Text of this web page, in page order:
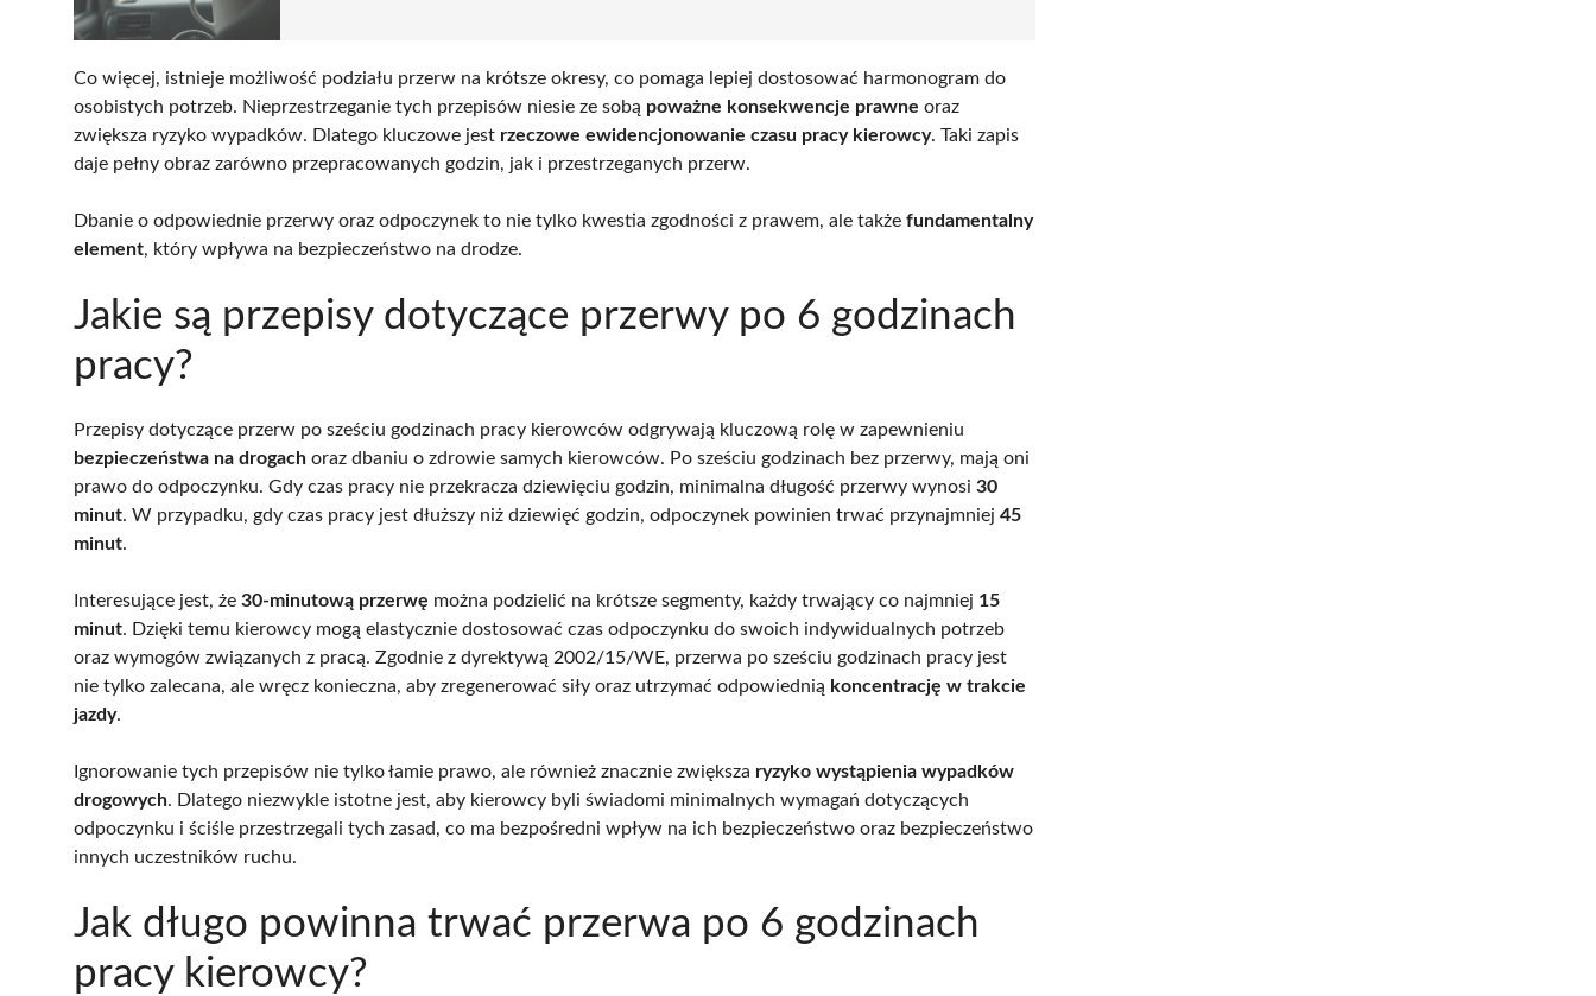
Co więcej, istnieje możliwość podziału przerw na krótsze okresy, co pomaga lepiej dostosować harmonogram do
osobistych potrzeb. Nieprzestrzeganie tych przepisów niesie ze sobą poważne konsekwencje prawne oraz
zwiększa ryzyko wypadków. Dlatego kluczowe jest rzeczowe ewidencjonowanie czasu pracy kierowcy. Taki zapis
daje pełny obraz zarówno przepracowanych godzin, jak i przestrzeganych przerw.
Dbanie o odpowiednie przerwy oraz odpoczynek to nie tylko kwestia zgodności z prawem, ale także fundamentalny
element, który wpływa na bezpieczeństwo na drodze.
Jakie są przepisy dotyczące przerwy po 6 godzinach
pracy?
Przepisy dotyczące przerw po sześciu godzinach pracy kierowców odgrywają kluczową rolę w zapewnieniu
bezpieczeństwa na drogach oraz dbaniu o zdrowie samych kierowców. Po sześciu godzinach bez przerwy, mają oni
prawo do odpoczynku. Gdy czas pracy nie przekracza dziewięciu godzin, minimalna długość przerwy wynosi 30
minut. W przypadku, gdy czas pracy jest dłuższy niż dziewięć godzin, odpoczynek powinien trwać przynajmniej 45
minut.
Interesujące jest, że 30-minutową przerwę można podzielić na krótsze segmenty, każdy trwający co najmniej 15
minut. Dzięki temu kierowcy mogą elastycznie dostosować czas odpoczynku do swoich indywidualnych potrzeb
oraz wymogów związanych z pracą. Zgodnie z dyrektywą 2002/15/WE, przerwa po sześciu godzinach pracy jest
nie tylko zalecana, ale wręcz konieczna, aby zregenerować siły oraz utrzymać odpowiednią koncentrację w trakcie
jazdy.
Ignorowanie tych przepisów nie tylko łamie prawo, ale również znacznie zwiększa ryzyko wystąpienia wypadków
drogowych. Dlatego niezwykle istotne jest, aby kierowcy byli świadomi minimalnych wymagań dotyczących
odpoczynku i ściśle przestrzegali tych zasad, co ma bezpośredni wpływ na ich bezpieczeństwo oraz bezpieczeństwo
innych uczestników ruchu.
Jak długo powinna trwać przerwa po 6 godzinach
pracy kierowcy?